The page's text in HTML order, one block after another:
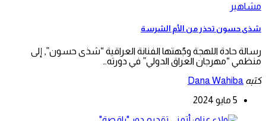
مشاهير
شذى حسون تحذر من الأم الشرسة
رسالة حادة اللهجة وجّهتها الفنانة العراقية “شذى حسون”, إلى
منظمي “مهرجان العراق الدولي” في دورته…
كتبه Dana Wahiba
5 مايو 2024